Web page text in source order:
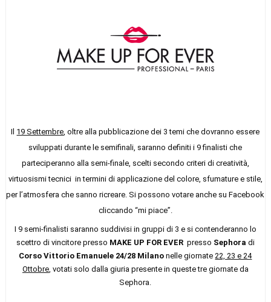
Il 19 Settembre, oltre alla pubblicazione dei 3 temi che dovranno essere
sviluppati durante le semifinali, saranno definiti i 9 finalisti che
parteciperanno alla semi-finale, scelti secondo criteri di creatività,
virtuosismi tecnici in termini di applicazione del colore, sfumature e stile,
per l’atmosfera che sanno ricreare. Si possono votare anche su Facebook
cliccando “mi piace”.
I 9 semi-finalisti saranno suddivisi in gruppi di 3 e si contenderanno lo
scettro di vincitore presso MAKE UP FOR EVERpresso Sephora di
Corso Vittorio Emanuele 24/28 Milano nelle giornate22, 23 e 24
Ottobre, votati solo dalla giuria presente in queste tre giornate da
Sephora.